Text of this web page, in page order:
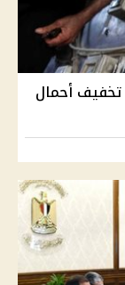
تخفيف أحمال